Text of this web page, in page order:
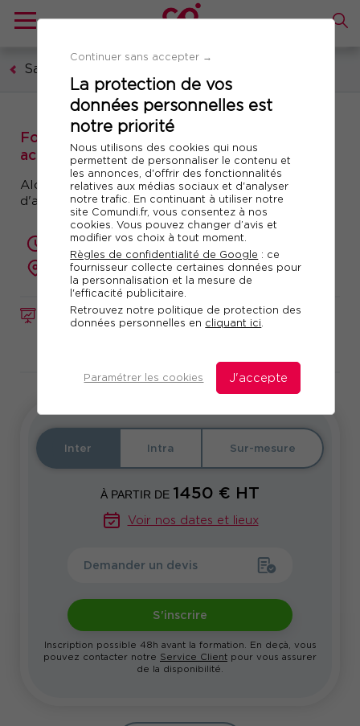
Continuer sans accepter →
La protection de vos
données personnelles est
notre priorité
Nous utilisons des cookies qui nous
permettent de personnaliser le contenu et
les annonces, d'offrir des fonctionnalités
relatives aux médias sociaux et d'analyser
notre trafic. En continuant à utiliser notre
site Comundi.fr, vous consentez à nos
cookies. Vous pouvez changer d’avis et
modifier vos choix à tout moment.
Règles de confidentialité de Google : ce
fournisseur collecte certaines données pour
la personnalisation et la mesure de
l'efficacité publicitaire.
Retrouvez notre politique de protection des
données personnelles en cliquant ici.
Paramétrer les cookies J'accepte
Santé et sécurité au travail
FORMATION Réf. 10960
Formation : Prévenir les addictions et
accompagner les salariés en difficulté
Alcool, drogues, médicaments, jeux en ligne, jeux
d'argent...
2 jours (14 heures)
présentiel ou à distance
Inter Intra Sur-mesure
À PARTIR DE 1450 € HT
Voir nos dates et lieux
Demander un devis
S'inscrire
Inscription possible 48h avant la formation. En deçà, vous
pouvez contacter notre Service Client pour vous assurer
de la disponibilité.